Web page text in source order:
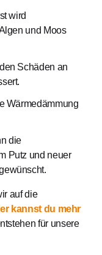
wird
und Moos
Schäden an
Wärmedämmung
die
Putz und neuer
auf die
kannst du mehr
für unsere